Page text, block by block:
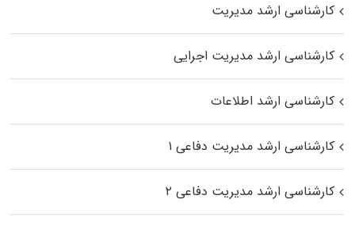
کارشناسی ارشد مدیریت
کارشناسی ارشد مدیریت اجرایی
کارشناسی ارشد اطلاعات
کارشناسی ارشد مدیریت دفاعی ۱
کارشناسی ارشد مدیریت دفاعی ۲